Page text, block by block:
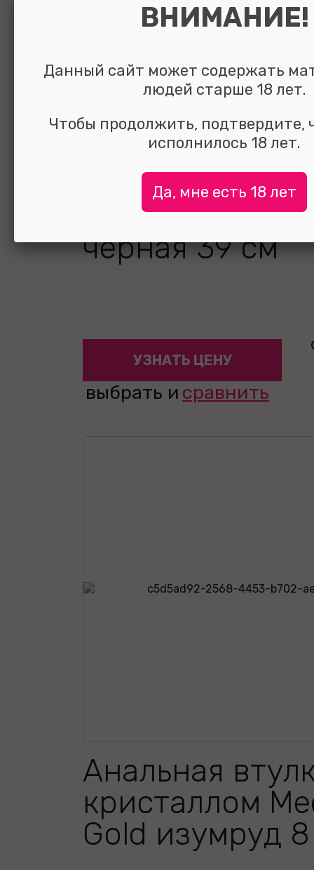
Плеть Sinful
черная 39 см
УЗНАТЬ ЦЕНУ
выбрать и сравнить
Анальная
кристаллом
Gold изумруд
ВНИМАНИЕ!
Данный сайт может содержать
людей старше 18 лет.
Чтобы продолжить, подтвердите,
исполнилось 18 лет.
Да, мне есть 18 лет